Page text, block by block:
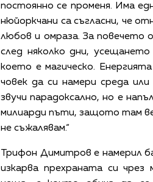
постоянно се променя. Има
нюйоркчани са съгласни, че
любов и омраза. За повечето
след няколко дни,
което е магическо.
човек да си намери среда
звучи парадоксално, но е
милиарди пъти, защото там
не съжалявам.“
Трифон Димитров е намерил
изкарва прехраната си